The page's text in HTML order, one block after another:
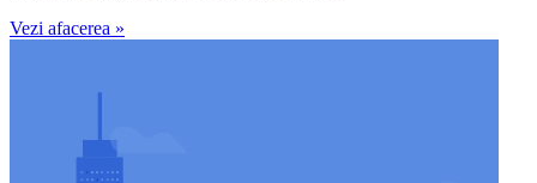
Vezi afacerea »